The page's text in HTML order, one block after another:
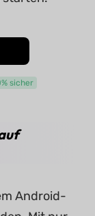
sicher
Android-